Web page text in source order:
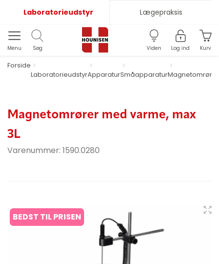
Laboratorieudstyr Lægepraksis
Menu Søg Viden Log ind Kurv
Forside
LaboratorieudstyrApparaturSmåapparaturMagnetomrører
Magnetomrører med varme, max
3L
Varenummer: 1590.0280
BEDST TIL PRISEN